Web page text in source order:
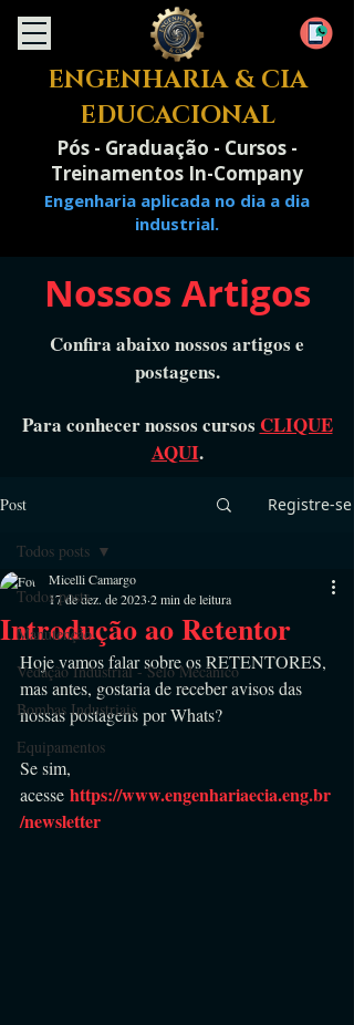
ENGENHARIA & CIA
EDUCACIONAL
Pós - Graduação - Cursos -
Treinamentos In-Company
Engenharia aplicada no dia a dia
industrial.
Nossos Artigos
Confira abaixo nossos artigos e
postagens.
Para conhecer nossos cursos CLIQUE
AQUI.
Post Registre-se
Todos posts
Manutenção
Vedação Industrial - Selo Mecânico
Bombas Industriais
Equipamentos
Todos posts
Introdução ao Retentor
Micelli Camargo
17 de dez. de 2023 2 min de leitura
Hoje vamos falar sobre os RETENTORES,
mas antes, gostaria de receber avisos das
nossas postagens por Whats?
Se sim,
acesse https://www.engenhariaecia.eng.br
/newsletter